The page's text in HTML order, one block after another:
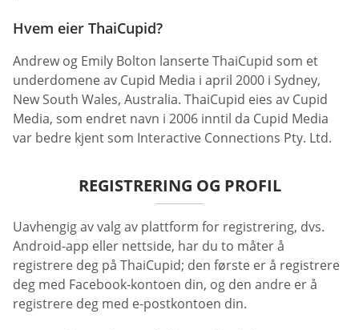
Hvem eier ThaiCupid?
Andrew og Emily Bolton lanserte ThaiCupid som et
underdomene av Cupid Media i april 2000 i Sydney,
New South Wales, Australia. ThaiCupid eies av Cupid
Media, som endret navn i 2006 inntil da Cupid Media
var bedre kjent som Interactive Connections Pty. Ltd.
REGISTRERING OG PROFIL
Uavhengig av valg av plattform for registrering, dvs.
Android-app eller nettside, har du to måter å
registrere deg på ThaiCupid; den første er å registrere
deg med Facebook-kontoen din, og den andre er å
registrere deg med e-postkontoen din.